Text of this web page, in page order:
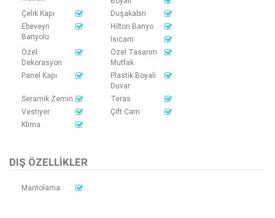
Çelik Kapı
Duşakabin
Ebeveyn
Banyolu
Hilton Banyo
Isıcam
Özel
Dekorasyon
Özel Tasarım
Mutfak
Panel Kapı
Plastik Boyali
Duvar
Seramik Zemin
Teras
Vestiyer
Çift Cam
Klima
DIŞ ÖZELLIKLER
Mantolama